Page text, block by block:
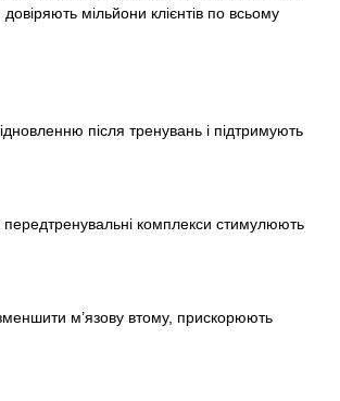
мільйони клієнтів по всьому
після тренувань і підтримують
передтренувальні комплекси стимулюють
м’язову втому, прискорюють